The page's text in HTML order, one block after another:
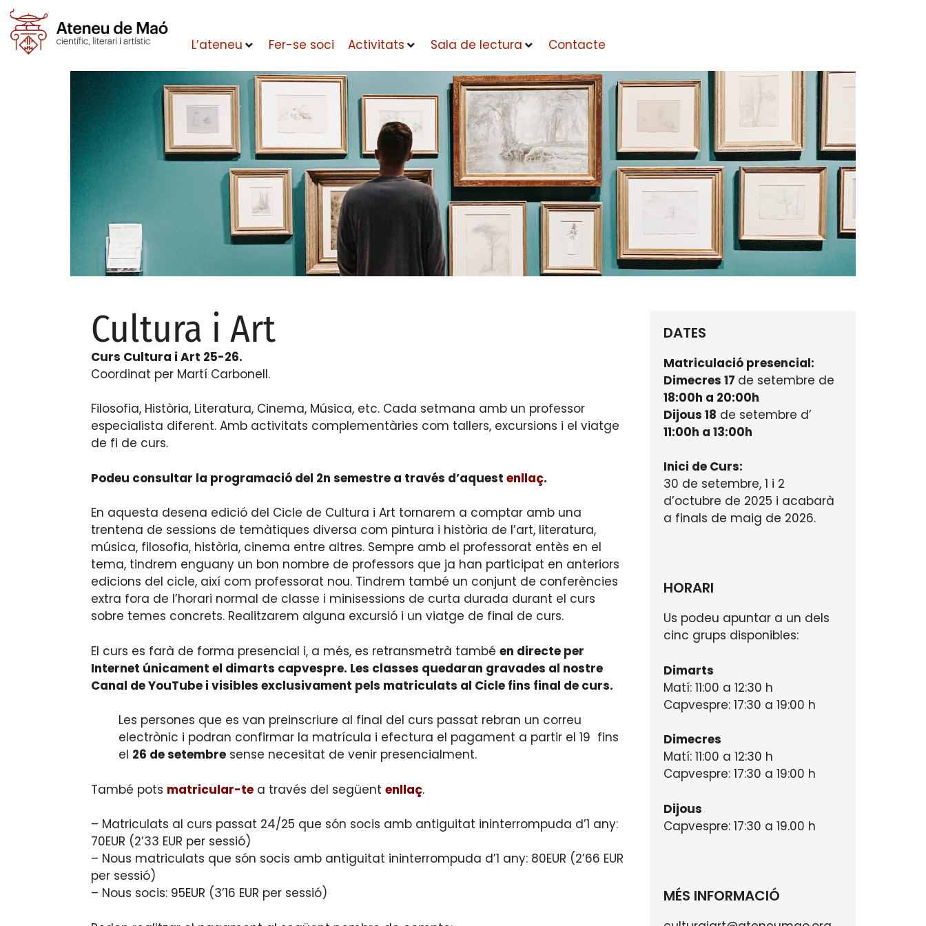
L’ateneu Fer-se soci Activitats Sala de lectura Contacte
Cultura i Art
Curs Cultura i Art 25-26.
Coordinat per Martí Carbonell.
Filosofia, Història, Literatura, Cinema, Música, etc. Cada setmana amb un professor
especialista diferent. Amb activitats complementàries com tallers, excursions i el viatge
de fi de curs.
Podeu consultar la programació del 2n semestre a través d’aquest enllaç.
En aquesta desena edició del Cicle de Cultura i Art tornarem a comptar amb una
trentena de sessions de temàtiques diversa com pintura i història de l’art, literatura,
música, filosofia, història, cinema entre altres. Sempre amb el professorat entès en el
tema, tindrem enguany un bon nombre de professors que ja han participat en anteriors
edicions del cicle, així com professorat nou. Tindrem també un conjunt de conferències
extra fora de l’horari normal de classe i minisessions de curta durada durant el curs
sobre temes concrets. Realitzarem alguna excursió i un viatge de final de curs.
El curs es farà de forma presencial i, a més, es retransmetrà també en directe per
Internet únicament el dimarts capvespre. Les classes quedaran gravades al nostre
Canal de YouTube i visibles exclusivament pels matriculats al Cicle fins final de curs.
Les persones que es van preinscriure al final del curs passat rebran un correu
electrònic i podran confirmar la matrícula i efectura el pagament a partir el 19 fins
el 26 de setembre sense necesitat de venir presencialment.
També pots matricular-te a través del següent enllaç.
– Matriculats al curs passat 24/25 que són socis amb antiguitat ininterrompuda d’1 any:
70EUR (2’33 EUR per sessió)
– Nous matriculats que són socis amb antiguitat ininterrompuda d’1 any: 80EUR (2’66 EUR
per sessió)
– Nous socis: 95EUR (3’16 EUR per sessió)
DATES
Matriculació presencial:
Dimecres 17 de setembre de
18:00h a 20:00h
Dijous 18 de setembre d’
11:00h a 13:00h
Inici de Curs:
30 de setembre, 1 i 2
d’octubre de 2025 i acabarà
a finals de maig de 2026.
HORARI
Us podeu apuntar a un dels
cinc grups disponibles:
Dimarts
Matí: 11:00 a 12:30 h
Capvespre: 17:30 a 19:00 h
Dimecres
Matí: 11:00 a 12:30 h
Capvespre: 17:30 a 19:00 h
Dijous
Capvespre: 17:30 a 19.00 h
MÉS INFORMACIÓ